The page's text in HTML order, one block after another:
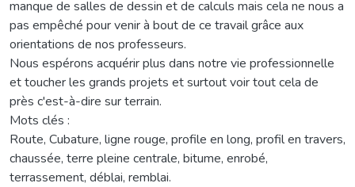
manque de salles de dessin et de calculs mais cela ne nous a
pas empêché pour venir à bout de ce travail grâce aux
orientations de nos professeurs.
Nous espérons acquérir plus dans notre vie professionnelle
et toucher les grands projets et surtout voir tout cela de
près c'est-à-dire sur terrain.
Mots clés :
Route, Cubature, ligne rouge, profile en long, profil en travers,
chaussée, terre pleine centrale, bitume, enrobé,
terrassement, déblai, remblai.